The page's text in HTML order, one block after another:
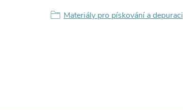
Materiály pro pískování a depuraci